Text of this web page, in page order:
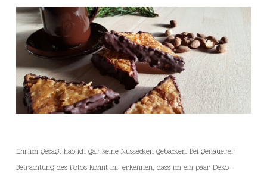
Ehrlich gesagt hab ich gar keine Nussecken gebacken. Bei genauerer
Betrachtung des Fotos könnt ihr erkennen, dass ich ein paar Deko-